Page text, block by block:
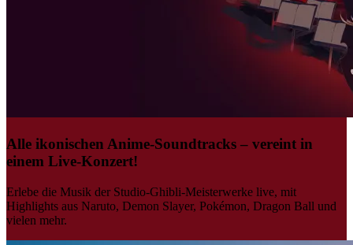
Alle ikonischen Anime-Soundtracks – vereint in
einem Live-Konzert!
Erlebe die Musik der Studio-Ghibli-Meisterwerke live, mit
Highlights aus Naruto, Demon Slayer, Pokémon, Dragon Ball und
vielen mehr.